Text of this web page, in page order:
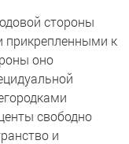
стороны
прикрепленными к
оно
свободно
и